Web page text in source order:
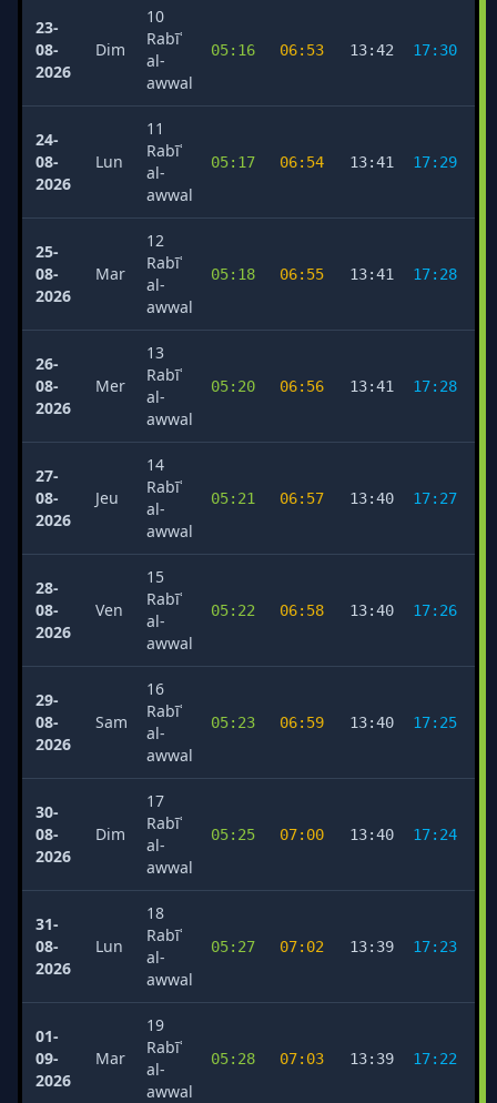
23-
08-
2026
Dim
10
Rabīʿ
al-
awwal
05:16 06:53 13:42 17:30
24-
08-
2026
Lun
11
Rabīʿ
al-
awwal
05:17 06:54 13:41 17:29
25-
08-
2026
Mar
12
Rabīʿ
al-
awwal
05:18 06:55 13:41 17:28
26-
08-
2026
Mer
13
Rabīʿ
al-
awwal
05:20 06:56 13:41 17:28
27-
08-
2026
Jeu
14
Rabīʿ
al-
awwal
05:21 06:57 13:40 17:27
28-
08-
2026
Ven
15
Rabīʿ
al-
awwal
05:22 06:58 13:40 17:26
29-
08-
2026
Sam
16
Rabīʿ
al-
awwal
05:23 06:59 13:40 17:25
30-
08-
2026
Dim
17
Rabīʿ
al-
awwal
05:25 07:00 13:40 17:24
31-
08-
2026
Lun
18
Rabīʿ
al-
awwal
05:27 07:02 13:39 17:23
01-
09-
2026
Mar
19
Rabīʿ
al-
awwal
05:28 07:03 13:39 17:22